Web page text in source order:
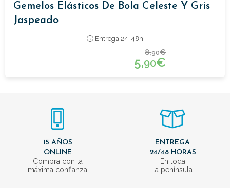
Gemelos Elásticos De Bola Celeste Y Gris
Jaspeado
Entrega 24-48h
8,90€
5,90€
15 AÑOS
ONLINE
Compra con la
máxima confianza
ENTREGA
24/48 HORAS
En toda
la península